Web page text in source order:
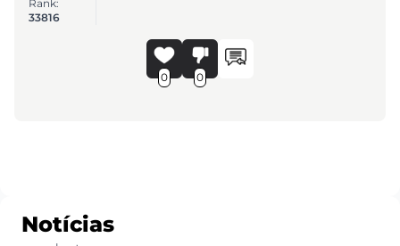
Rank:
33816
0 0
Notícias